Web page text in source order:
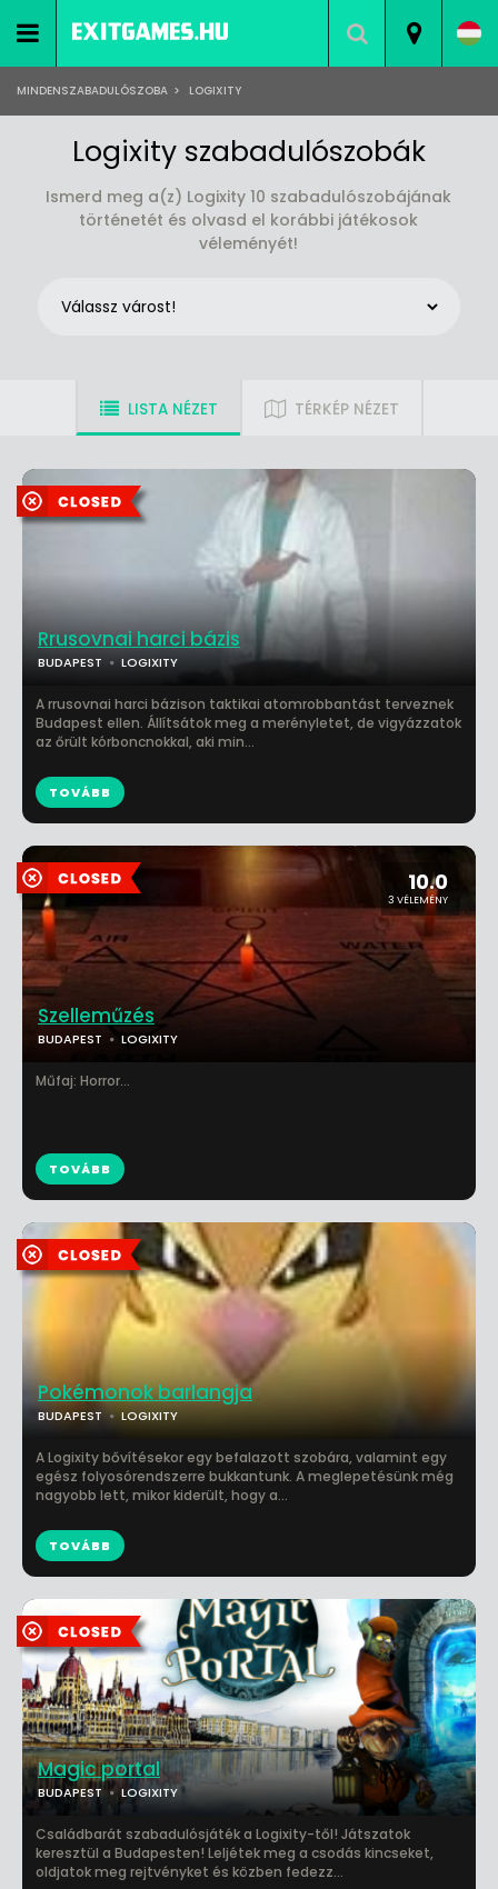
MINDENSZABADULÓSZOBA > LOGIXITY
Logixity szabadulószobák
Ismerd meg a(z) Logixity 10 szabadulószobájának
történetét és olvasd el korábbi játékosok
véleményét!
LISTA NÉZET TÉRKÉP NÉZET
10.0
3 VÉLEMÉNY
Szelleműzés
BUDAPEST LOGIXITY
Műfaj: Horror...
TOVÁBB
Magic portal
BUDAPEST LOGIXITY
Családbarát szabadulósjáték a Logixity-től! Játszatok
keresztül a Budapesten! Leljétek meg a csodás kincseket,
oldjatok meg rejtvényket és közben fedezz...
Rrusovnai harci bázis
BUDAPEST LOGIXITY
A rrusovnai harci bázison taktikai atomrobbantást terveznek
Budapest ellen. Állítsátok meg a merényletet, de vigyázzatok
az őrült kórboncnokkal, aki min...
TOVÁBB
Pokémonok barlangja
BUDAPEST LOGIXITY
A Logixity bővítésekor egy befalazott szobára, valamint egy
egész folyosórendszerre bukkantunk. A meglepetésünk még
nagyobb lett, mikor kiderült, hogy a...
TOVÁBB